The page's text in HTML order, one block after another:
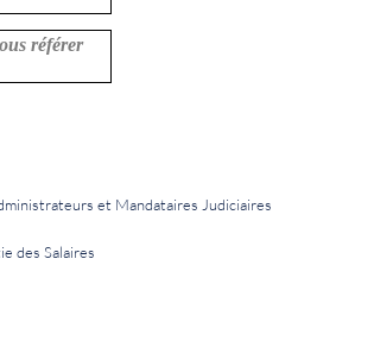
référer
et Mandataires Judiciaires
des Salaires